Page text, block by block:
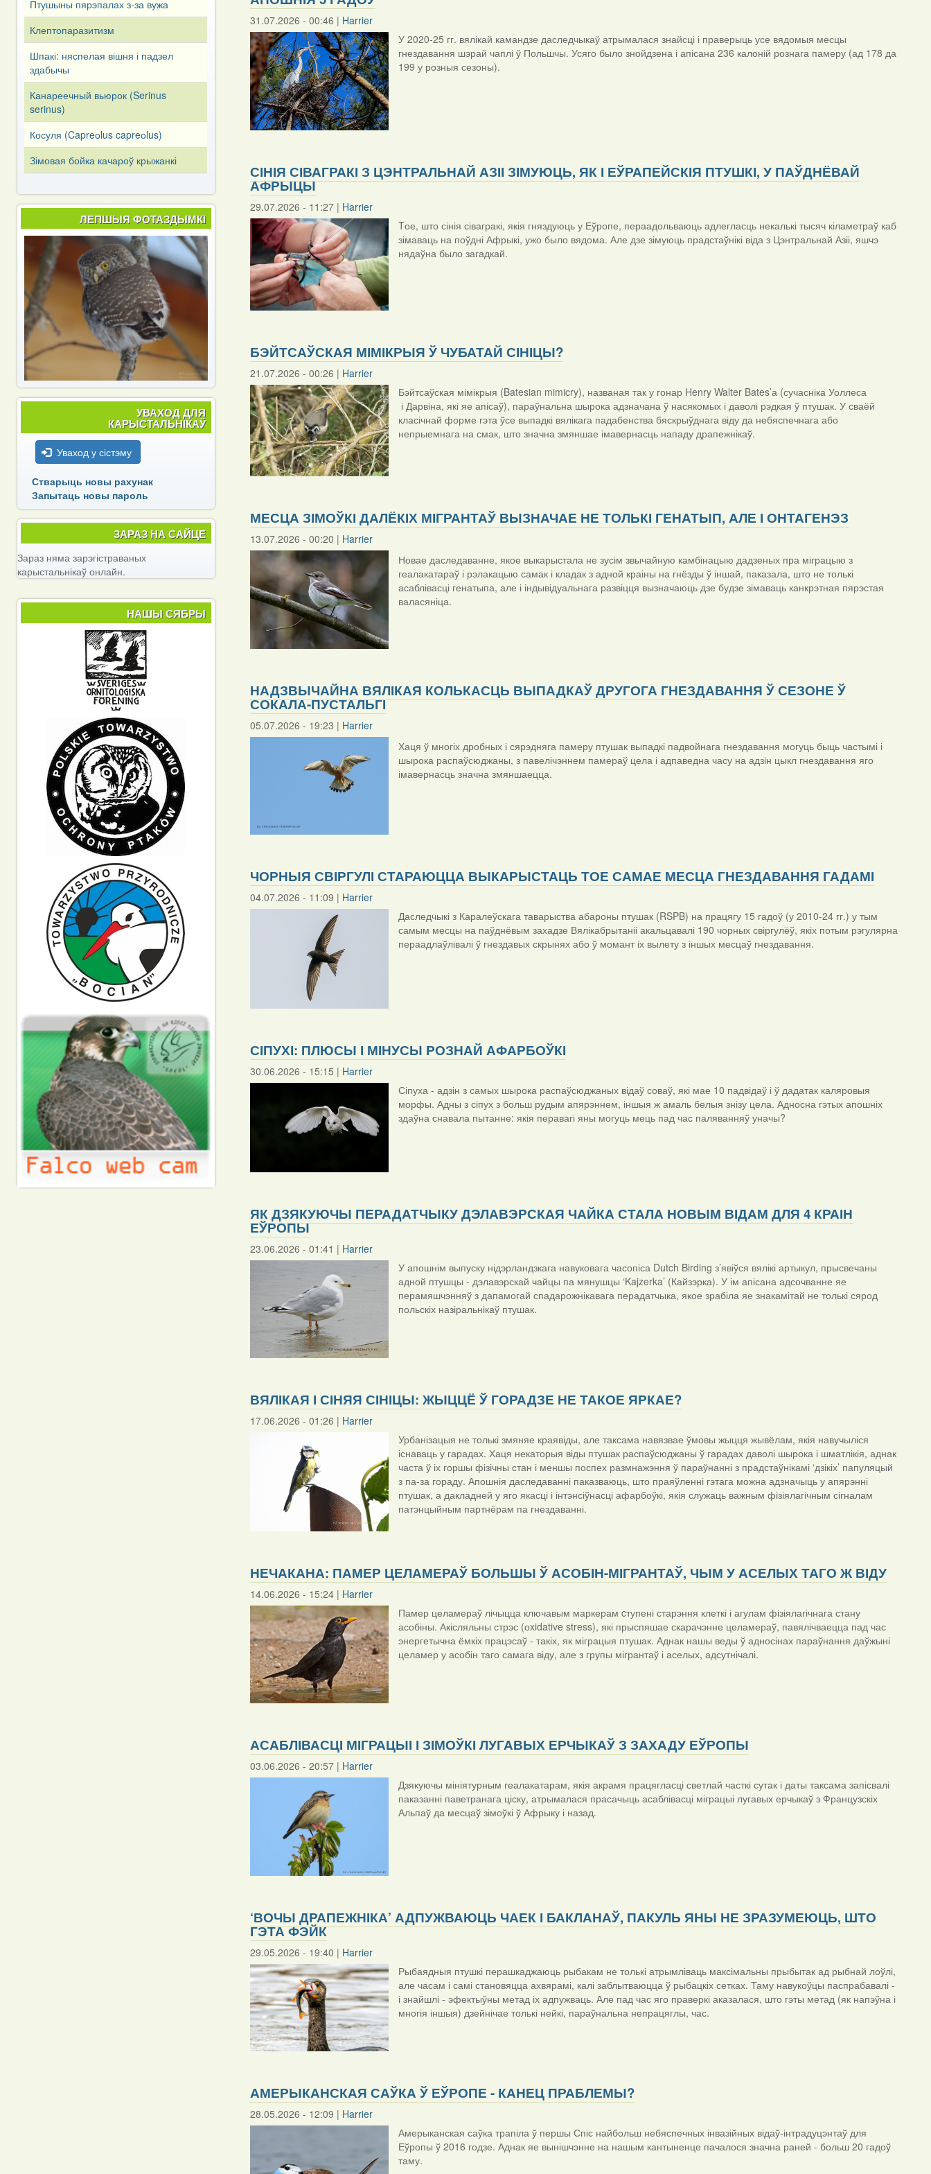
31.07.2026 - 00:46 | Harrier
У 2020-25 гг. вялікай камандзе даследчыкаў атрымалася знайсці і праверыць усе вядомыя месцы
гнездавання шэрай чаплі ў Польшчы. Усяго было знойдзена і апісана 236 калоній рознага памеру (ад 178 да
199 у розныя сезоны).
СІНІЯ СІВАГРАКІ З ЦЭНТРАЛЬНАЙ АЗІІ ЗІМУЮЦЬ, ЯК І ЕЎРАПЕЙСКІЯ ПТУШКІ, У ПАЎДНЁВАЙ
АФРЫЦЫ
29.07.2026 - 11:27 | Harrier
Tое, што сінія сівагракі, якія гняздуюць у Еўропе, пераадольваюць адлегласць некалькі тысяч кіламетраў каб
зімаваць на поўдні Афрыкі, ужо было вядома. Але дзе зімуюць прадстаўнікі віда з Цэнтральнай Азіі, яшчэ
нядаўна было загадкай.
БЭЙТСАЎСКАЯ МІМІКРЫЯ Ў ЧУБАТАЙ СІНІЦЫ?
21.07.2026 - 00:26 | Harrier
Бэйтсаўская мімікрыя (Batesian mimicry), названая так у гонар Henry Walter Bates’а (сучасніка Уоллеса
і Дарвіна, які яе апісаў), параўнальна шырока адзначана ў насякомых і даволі рэдкая ў птушак. У сваёй
класічнай форме гэта ўсе выпадкі вялікага падабенства бяскрыўднага віду да небяспечнага або
непрыемнага на смак, што значна змяншае імавернасць нападу драпежнікаў.
МЕСЦА ЗІМОЎКІ ДАЛЁКІХ МІГРАНТАЎ ВЫЗНАЧАЕ НЕ ТОЛЬКІ ГЕНАТЫП, АЛЕ І ОНТАГЕНЭЗ
13.07.2026 - 00:20 | Harrier
Новае даследаванне, якое выкарыстала не зусім звычайную камбінацыю дадзеных пра міграцыю з
геалакатараў і рэлакацыю самак і кладак з адной краіны на гнёзды ў іншай, паказала, што не толькі
асаблівасці генатыпа, але і індывідуальнага развіцця вызначаюць дзе будзе зімаваць канкрэтная пярэстая
валасяніца.
НАДЗВЫЧАЙНА ВЯЛІКАЯ КОЛЬКАСЦЬ ВЫПАДКАЎ ДРУГОГА ГНЕЗДАВАННЯ Ў СЕЗОНЕ Ў
СОКАЛА-ПУСТАЛЬГІ
05.07.2026 - 19:23 | Harrier
Хаця ў многіх дробных і сярэдняга памеру птушак выпадкі падвойнага гнездавання могуць быць частымі і
шырока распаўсюджаны, з павелічэннем памераў цела і адпаведна часу на адзін цыкл гнездавання яго
імавернасць значна змяншаецца.
ЧОРНЫЯ СВІРГУЛІ СТАРАЮЦЦА ВЫКАРЫСТАЦЬ ТОЕ САМАЕ МЕСЦА ГНЕЗДАВАННЯ ГАДАМІ
04.07.2026 - 11:09 | Harrier
Даследчыкі з Каралеўскага таварыства абароны птушак (RSPB) на працягу 15 гадоў (у 2010-24 гг.) у тым
самым месцы на паўднёвым захадзе Вялікабрытаніі акальцавалі 190 чорных свіргулёў, якіх потым рэгулярна
пераадлаўлівалі ў гнездавых скрынях або ў момант іх вылету з іншых месцаў гнездавання.
СІПУХІ: ПЛЮСЫ І МІНУСЫ РОЗНАЙ АФАРБОЎКІ
30.06.2026 - 15:15 | Harrier
Сіпуха - адзін з самых шырока распаўсюджаных відаў соваў, які мае 10 падвідаў і ў дадатак каляровыя
морфы. Адны з сіпух з больш рудым апярэннем, іншыя ж амаль белыя знізу цела. Адносна гэтых апошніх
здаўна снавала пытанне: якія перавагі яны могуць мець пад час паляванняў уначы?
ЯК ДЗЯКУЮЧЫ ПЕРАДАТЧЫКУ ДЭЛАВЭРСКАЯ ЧАЙКА СТАЛА НОВЫМ ВІДАМ ДЛЯ 4 КРАІН
ЕЎРОПЫ
23.06.2026 - 01:41 | Harrier
У апошнім выпуску нідэрландзкага навуковага часопіса Dutch Birding з’явіўся вялікі артыкул, прысвечаны
адной птушцы - дэлавэрскай чайцы па мянушцы ‘Kajzerka’ (Кайзэрка). У ім апісана адсочванне яе
перамяшчэнняў з дапамогай спадарожнікавага перадатчыка, якое зрабіла яе знакамітай не толькі сярод
польскіх назіральнікаў птушак.
ВЯЛІКАЯ І СІНЯЯ СІНІЦЫ: ЖЫЦЦЁ Ў ГОРАДЗЕ НЕ ТАКОЕ ЯРКАЕ?
17.06.2026 - 01:26 | Harrier
Урбанізацыя не толькі змяняе краявіды, але таксама навязвае ўмовы жыцця жывёлам, якія навучыліся
існаваць у гарадах. Хаця некаторыя віды птушак распаўсюджаны ў гарадах даволі шырока і шматлікія, аднак
часта ў іх горшы фізічны стан і меншы поспех размнажэння ў параўнанні з прадстаўнікамі ‘дзікіх’ папуляцый
з па-за гораду. Апошнія даследаванні паказваюць, што праяўленні гэтага можна адзначыць у апярэнні
птушак, а дакладней у яго якасці і інтэнсіўнасці афарбоўкі, якія служаць важным фізіялагічным сігналам
патэнцыйным партнёрам па гнездаванні.
НЕЧАКАНА: ПАМЕР ЦЕЛАМЕРАЎ БОЛЬШЫ Ў АСОБІН-МІГРАНТАЎ, ЧЫМ У АСЕЛЫХ ТАГО Ж ВІДУ
14.06.2026 - 15:24 | Harrier
Памер целамераў лічыцца ключавым маркерам cтупені старэння клеткі і агулам фізіялагічнага стану
асобіны. Акісляльны стрэс (оxidative stress), які прыспяшае скарачэнне целамераў, павялічваецца пад час
энергетычна ёмкіх працэсаў - такіх, як міграцыя птушак. Аднак нашы веды ў адносінах параўнання даўжыні
целамер у асобін таго самага віду, але з групы мігрантаў і аселых, адсутнічалі.
АСАБЛІВАСЦІ МІГРАЦЫІ І ЗІМОЎКІ ЛУГАВЫХ ЕРЧЫКАЎ З ЗАХАДУ ЕЎРОПЫ
03.06.2026 - 20:57 | Harrier
Дзякуючы мініятурным геалакатарам, якія акрамя працягласці светлай часткі сутак і даты таксама запісвалі
паказанні паветранага ціску, атрымалася прасачыць асаблівасці міграцыі лугавых ерчыкаў з Французскіх
Альпаў да месцаў зімоўкі ў Афрыку і назад.
‘ВОЧЫ ДРАПЕЖНІКА’ АДПУЖВАЮЦЬ ЧАЕК І БАКЛАНАЎ, ПАКУЛЬ ЯНЫ НЕ ЗРАЗУМЕЮЦЬ, ШТО
ГЭТА ФЭЙК
29.05.2026 - 19:40 | Harrier
Рыбаядныя птушкі перашкаджаюць рыбакам не толькі атрымліваць максімальны прыбытак ад рыбнай лоўлі,
але часам і самі становяцца ахвярамі, калі заблытваюцца ў рыбацкіх сетках. Таму навукоўцы паспрабавалі -
і знайшлі - эфектыўны метад іх адпужваць. Але пад час яго праверкі аказалася, што гэты метад (як напэўна і
многія іншыя) дзейнічае толькі нейкі, параўнальна непрацяглы, час.
АМЕРЫКАНСКАЯ САЎКА Ў ЕЎРОПЕ - КАНЕЦ ПРАБЛЕМЫ?
28.05.2026 - 12:09 | Harrier
Амерыканская саўка трапіла ў першы Спіс найбольш небяспечных інвазійных відаў-інтрадуцэнтаў для
Еўропы ў 2016 годзе. Аднак яе вынішчэнне на нашым кантыненце пачалося значна раней - больш 20 гадоў
таму.
Птушыны пярэпалах з-за вужа
Клептопаразитизм
Шпакі: няспелая вішня і падзел
здабычы
Канареечный вьюрок (Serinus
serinus)
Косуля (Capreоlus capreоlus)
Зімовая бойка качароў крыжанкі
ЛЕПШЫЯ ФОТАЗДЫМКІ
УВАХОД ДЛЯ
КАРЫСТАЛЬНІКАЎ
Уваход у сістэму
Стварыць новы рахунак
Запытаць новы пароль
ЗАРАЗ НА САЙЦЕ
Зараз няма зарэгістраваных
карыстальнікаў онлайн.
НАШЫ СЯБРЫ